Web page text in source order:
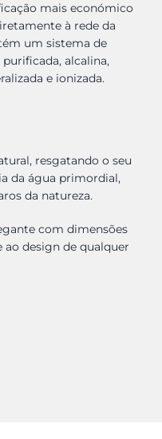
mais económico
à rede da
um sistema de
alcalina,
e ionizada.
resgatando o seu
da água primordial,
da natureza.
com dimensões
ao design de qualquer